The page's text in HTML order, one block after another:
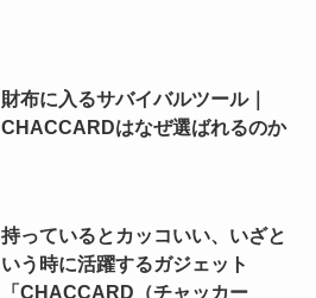
財布に入るサバイバルツール｜
CHACCARDはなぜ選ばれるのか
持っているとカッコいい、いざと
いう時に活躍するガジェット
「CHACCARD（チャッカー